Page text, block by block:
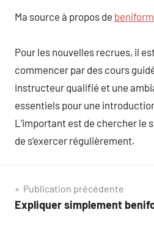
Ma source à propos de
Pour les nouvelles recrues, il
commencer par des cours
instructeur qualifié et une
essentiels pour une
L’important est de chercher le
de s’exercer régulièrement.
Navigation
de
Publication précédente
Expliquer simplement